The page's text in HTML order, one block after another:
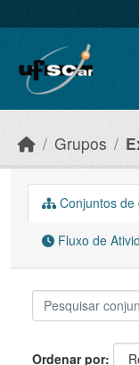
Grupos
Conjuntos de
Fluxo de
Ordenar por